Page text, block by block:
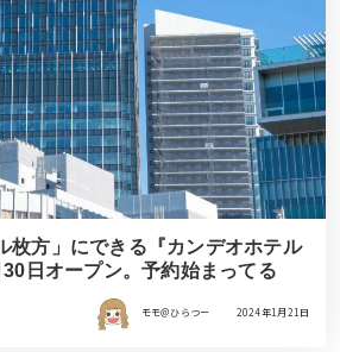
枚方」にできる『カンデオホテル
日オープン。予約始まってる
モモ＠ひらつー 2024年1月21日